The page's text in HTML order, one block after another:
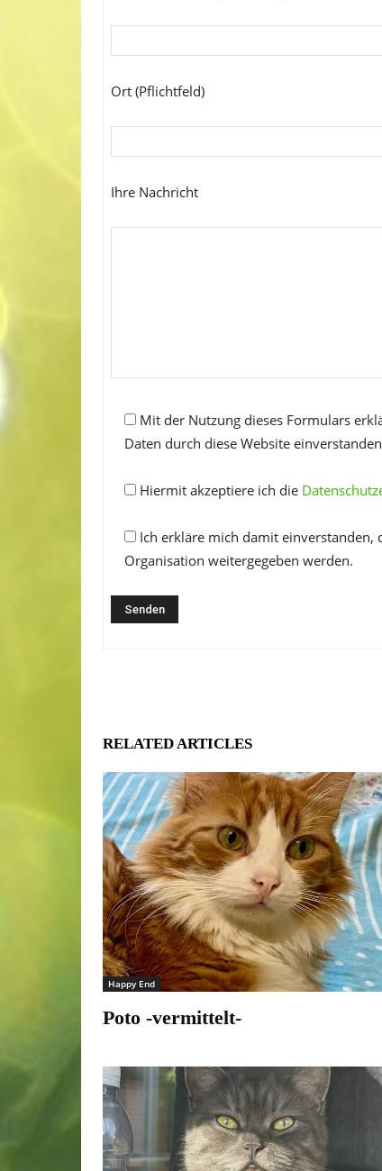
Ort (Pflichtfeld)
Ihre Nachricht
Mit der Nutzung dieses Formulars
Daten durch diese Website
Hiermit akzeptiere ich die
Ich erkläre mich damit einverstanden,
Organisation weitergegeben werden.
RELATED ARTICLES
Happy End
Poto -vermittelt-